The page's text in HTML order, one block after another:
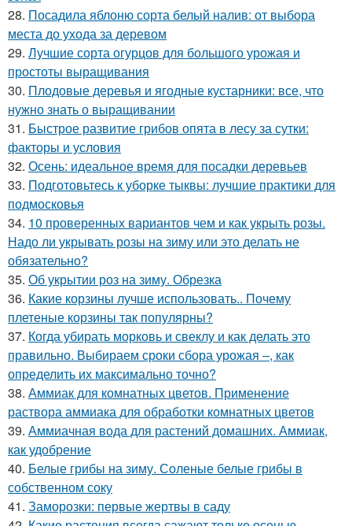
28. Посадила яблоню сорта белый налив: от выбора
места до ухода за деревом
29. Лучшие сорта огурцов для большого урожая и
простоты выращивания
30. Плодовые деревья и ягодные кустарники: все, что
нужно знать о выращивании
31. Быстрое развитие грибов опята в лесу за сутки:
факторы и условия
32. Осень: идеальное время для посадки деревьев
33. Подготовьтесь к уборке тыквы: лучшие практики для
подмосковья
34. 10 проверенных вариантов чем и как укрыть розы.
Надо ли укрывать розы на зиму или это делать не
обязательно?
35. Об укрытии роз на зиму. Обрезка
36. Какие корзины лучше использовать.. Почему
плетеные корзины так популярны?
37. Когда убирать морковь и свеклу и как делать это
правильно. Выбираем сроки сбора урожая –, как
определить их максимально точно?
38. Аммиак для комнатных цветов. Применение
раствора аммиака для обработки комнатных цветов
39. Аммиачная вода для растений домашних. Аммиак,
как удобрение
40. Белые грибы на зиму. Соленые белые грибы в
собственном соку
41. Заморозки: первые жертвы в саду